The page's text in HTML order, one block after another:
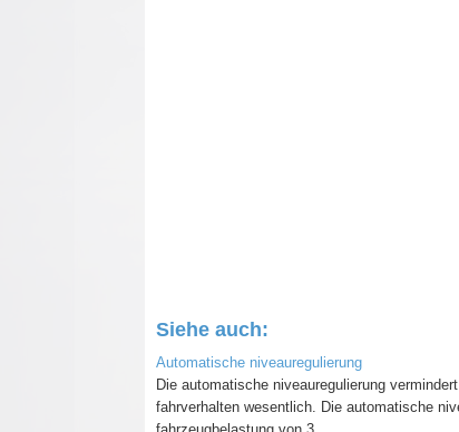
Siehe auch:
Automatische niveauregulierung
Die automatische niveauregulierung
fahrverhalten wesentlich. Die automatische